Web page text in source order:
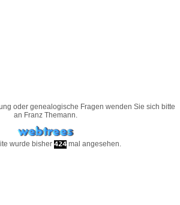
oder genealogische Fragen wenden Sie sich bitte
an Franz Themann.
wurde bisher 424 mal angesehen.